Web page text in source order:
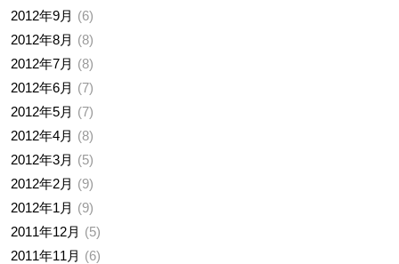
2012年9月
6
2012年8月
8
2012年7月
8
2012年6月
7
2012年5月
7
2012年4月
8
2012年3月
5
2012年2月
9
2012年1月
9
2011年12月
5
2011年11月
6